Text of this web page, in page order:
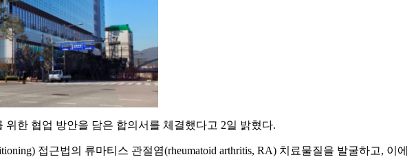
위한 협업 방안을 담은 합의서를 체결했다고 2일 밝혔다.
접근법의 류마티스 관절염(rheumatoid arthritis, RA) 치료물질을 발굴하고, 이에